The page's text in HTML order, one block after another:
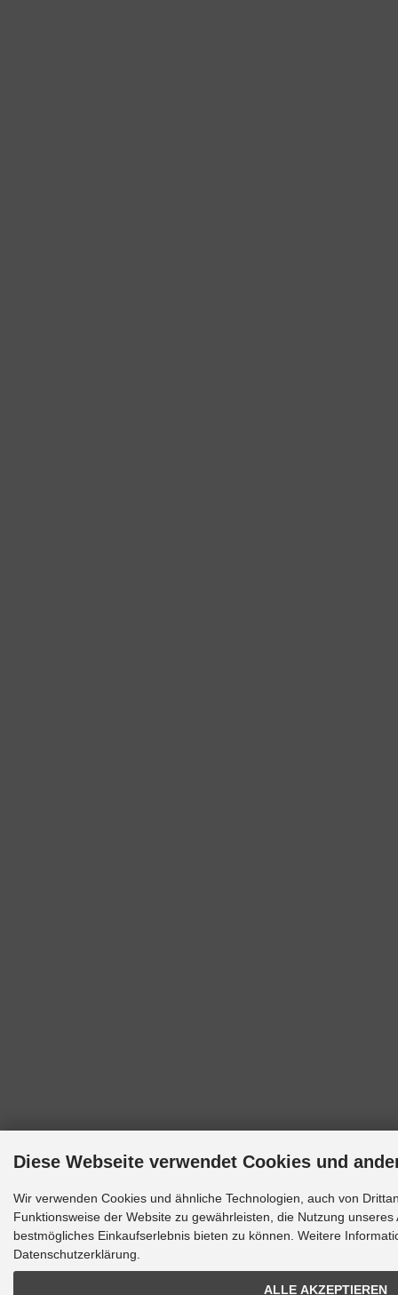
Diese Webseite verwendet Cookies und
Wir verwenden Cookies und ähnliche Technologien, auch von
Funktionsweise der Website zu gewährleisten, die Nutzung
bestmögliches Einkaufserlebnis bieten zu können. Weitere
Datenschutzerklärung.
ALLE AKZEPTIEREN